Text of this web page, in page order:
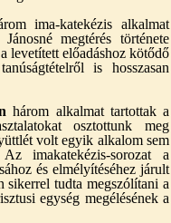
ima-katekézis alkalmat
megtérés története
levetített előadáshoz kötődő
is hosszasan
három alkalmat tartottak a
osztottunk meg
volt egyik alkalom sem
imakatekézis-sorozat a
és elmélyítéséhez járult
sikerrel tudta megszólítani a
egység megélésének a